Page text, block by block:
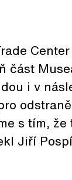
i v
s tím,
Jiří